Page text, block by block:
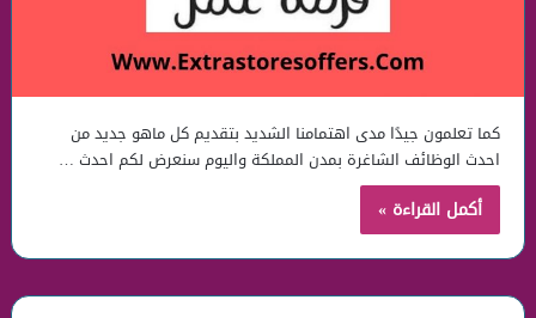
كما تعلمون جيدًا مدى اهتمامنا الشديد بتقديم كل ماهو جديد من
احدث الوظائف الشاغرة بمدن المملكة واليوم سنعرض لكم احدث …
أكمل القراءة »